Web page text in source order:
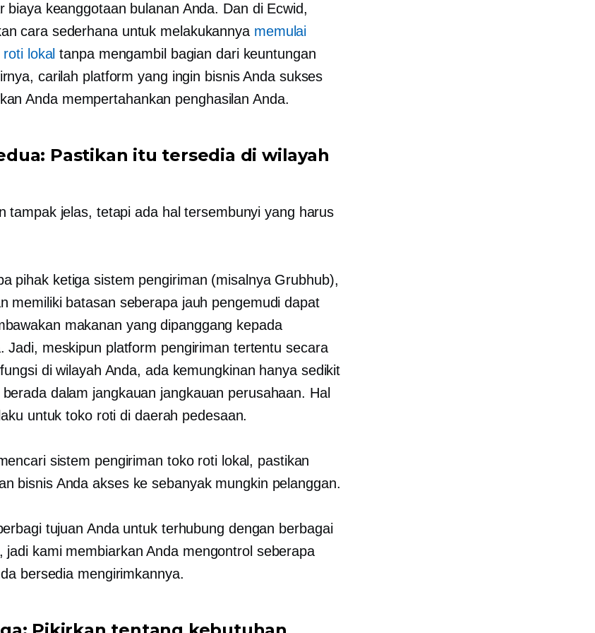
biaya keanggotaan bulanan Anda. Dan di Ecwid,
cara sederhana untuk melakukannya memulai
lokal tanpa mengambil bagian dari keuntungan
carilah platform yang ingin bisnis Anda sukses
Anda mempertahankan penghasilan Anda.
Pastikan itu tersedia di wilayah
tampak jelas, tetapi ada hal tersembunyi yang harus
pihak ketiga sistem pengiriman (misalnya Grubhub),
memiliki batasan seberapa jauh pengemudi dapat
makanan yang dipanggang kepada
Jadi, meskipun platform pengiriman tertentu secara
di wilayah Anda, ada kemungkinan hanya sedikit
dalam jangkauan jangkauan perusahaan. Hal
untuk toko roti di daerah pedesaan.
sistem pengiriman toko roti lokal, pastikan
bisnis Anda akses ke sebanyak mungkin pelanggan.
tujuan Anda untuk terhubung dengan berbagai
jadi kami membiarkan Anda mengontrol seberapa
bersedia mengirimkannya.